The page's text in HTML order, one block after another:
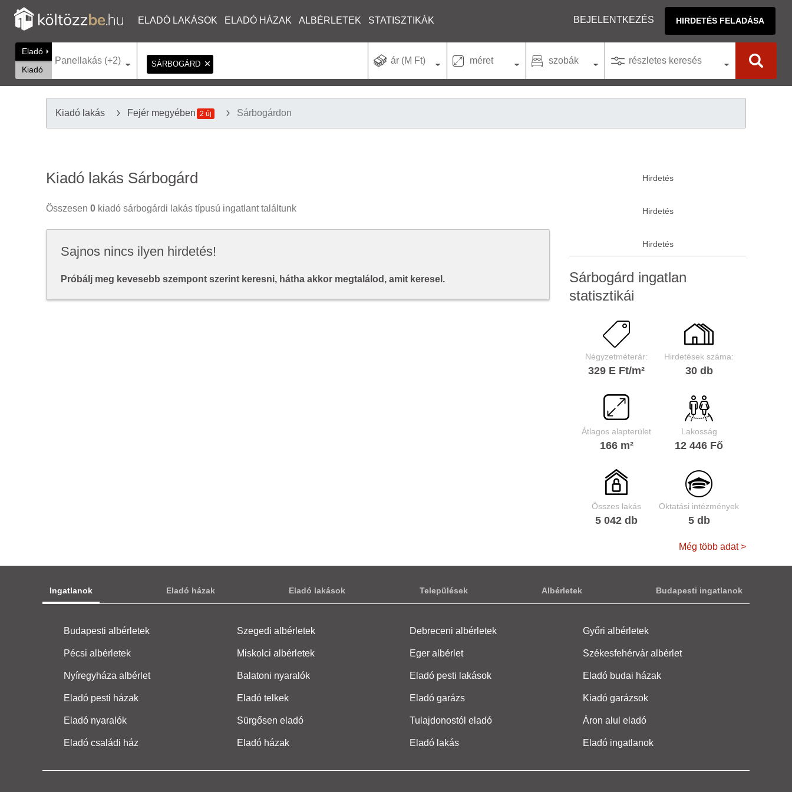
ELADÓ LAKÁSOK ELADÓ HÁZAK ALBÉRLETEK STATISZTIKÁK BEJELENTKEZÉS HIRDETÉS FELADÁSA
Eladó
Kiadó
Panellakás (+2) SÁRBOGÁRD ár (M Ft) méret szobák részletes keresés
Kiadó lakás Fejér megyében 2 új Sárbogárdon
Kiadó lakás Sárbogárd
Összesen 0 kiadó sárbogárdi lakás típusú ingatlant találtunk
Sajnos nincs ilyen hirdetés!
Próbálj meg kevesebb szempont szerint keresni, hátha akkor megtalálod, amit keresel.
Sárbogárd ingatlan
statisztikái
Négyzetméterár:
329 E Ft/m²
Hirdetések száma:
30 db
Átlagos alapterület
166 m²
Lakosság
12 446 Fő
Összes lakás
5 042 db
Oktatási intézmények
5 db
Még több adat >
Ingatlanok Eladó házak Eladó lakások Települések Albérletek Budapesti ingatlanok
Budapesti albérletek Szegedi albérletek Debreceni albérletek Győri albérletek
Pécsi albérletek Miskolci albérletek Eger albérlet Székesfehérvár albérlet
Nyíregyháza albérlet Balatoni nyaralók Eladó pesti lakások Eladó budai házak
Eladó pesti házak Eladó telkek Eladó garázs Kiadó garázsok
Eladó nyaralók Sürgősen eladó Tulajdonostól eladó Áron alul eladó
Eladó családi ház Eladó házak Eladó lakás Eladó ingatlanok